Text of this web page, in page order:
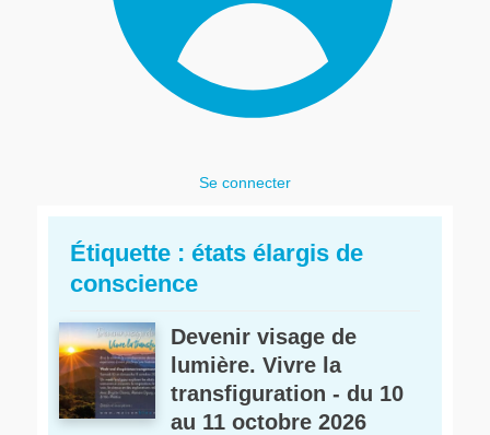
Se connecter
Étiquette : états élargis de
conscience
Devenir visage de
lumière. Vivre la
transfiguration - du 10
au 11 octobre 2026